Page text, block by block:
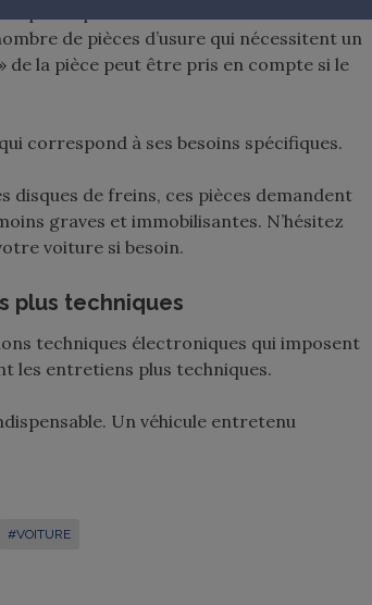
qui est préconisé dans le carnet
de pièces d’usure qui nécessitent un
de la pièce peut être pris en compte si le
correspond à ses besoins spécifiques.
disques de freins, ces pièces demandent
graves et immobilisantes. N’hésitez
voiture si besoin.
plus techniques
techniques électroniques qui imposent
les entretiens plus techniques.
Un véhicule entretenu
#VOITURE